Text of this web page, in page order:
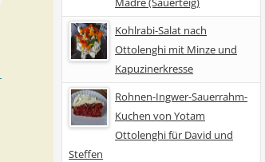
Kohlrabi-Salat nach
Ottolenghi mit Minze und
Kapuzinerkresse
Rohnen-Ingwer-Sauerrahm-
Kuchen von Yotam
Ottolenghi für David und
Steffen